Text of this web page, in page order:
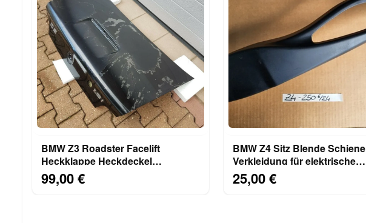
BMW Z3 Roadster Facelift
Heckklappe Heckdeckel
Kofferraum Deckel black
ABHOLUNG
99,00 €
BMW Z4 Sitz Blende Schiene
Verkleidung für elektrische
Schalter RECHTS 8099250
25,00 €